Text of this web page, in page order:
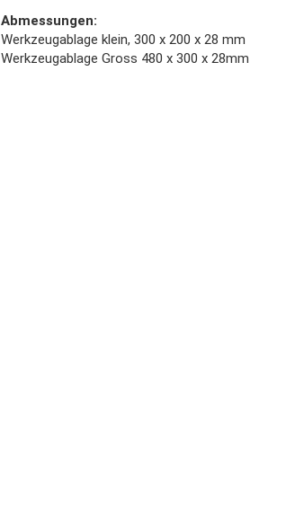
Abmessungen:
Werkzeugablage klein, 300 x 200 x 28 mm
Werkzeugablage Gross 480 x 300 x 28mm